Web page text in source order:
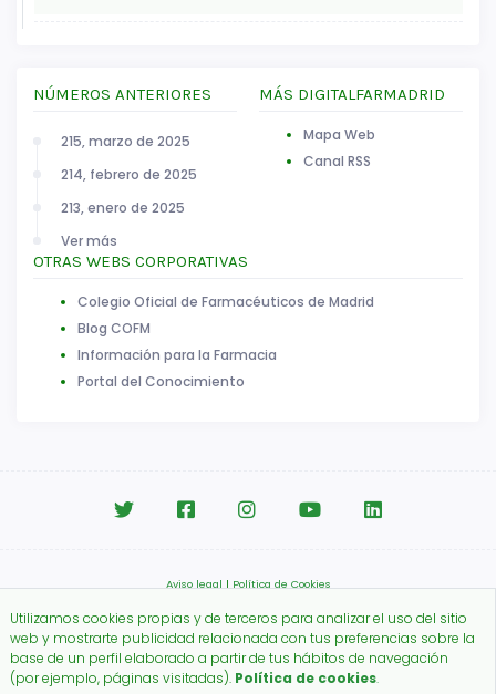
NÚMEROS ANTERIORES
215, marzo de 2025
214, febrero de 2025
213, enero de 2025
Ver más
MÁS DIGITALFARMADRID
Mapa Web
Canal RSS
OTRAS WEBS CORPORATIVAS
Colegio Oficial de Farmacéuticos de Madrid
Blog COFM
Información para la Farmacia
Portal del Conocimiento
Aviso legal | Política de Cookies
Copyright © 2026.
Colegio Oficial de Farmacéuticos de Madrid.
Utilizamos cookies propias y de terceros para analizar el uso del sitio
web y mostrarte publicidad relacionada con tus preferencias sobre la
base de un perfil elaborado a partir de tus hábitos de navegación
(por ejemplo, páginas visitadas). Política de cookies.